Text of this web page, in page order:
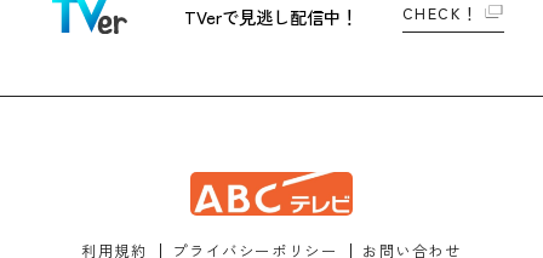
TVerで見逃し配信中！ CHECK！
利用規約 プライバシーポリシー お問い合わせ